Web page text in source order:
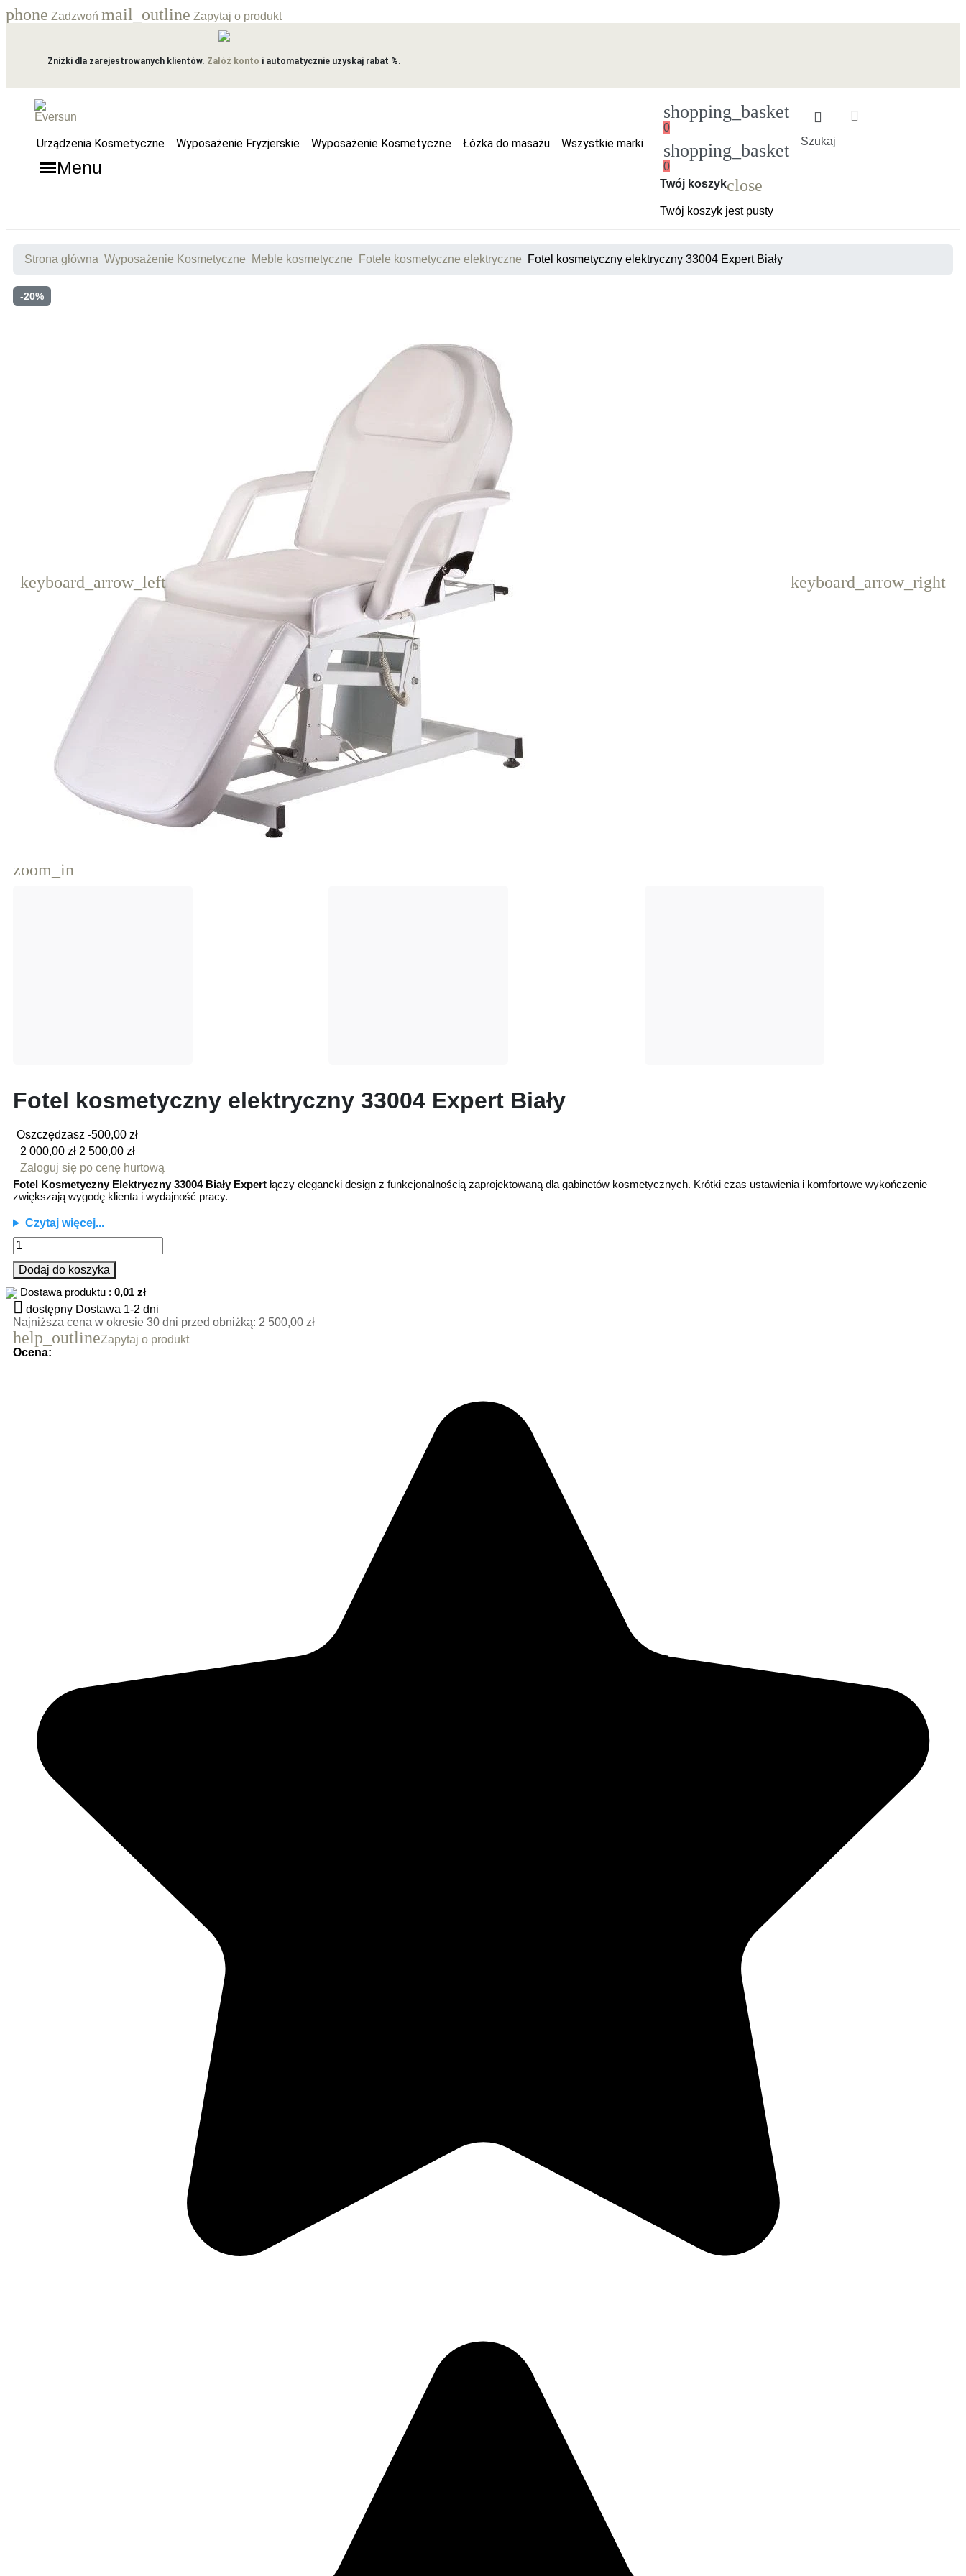
phone Zadzwoń mail_outline Zapytaj o produkt
Zniżki dla zarejestrowanych klientów. Załóż konto i automatycznie uzyskaj rabat %.
Szukaj
shopping_basket
0
shopping_basket
0
Ładowanie
Twój koszykclose
Twój koszyk jest pusty
Urządzenia Kosmetyczne Wyposażenie Fryzjerskie Wyposażenie Kosmetyczne Łóżka do masażu Wszystkie marki
Menu
Strona główna Wyposażenie Kosmetyczne Meble kosmetyczne Fotele kosmetyczne elektryczne Fotel kosmetyczny elektryczny 33004 Expert Biały
-20%
Poprzedni
keyboard_arrow_left Następny
keyboard_arrow_right
zoom_in
Fotel kosmetyczny elektryczny 33004 Expert Biały
Oszczędzasz -500,00 zł
2 000,00 zł 2 500,00 zł
Zaloguj się po cenę hurtową
Fotel Kosmetyczny Elektryczny 33004 Biały Expert łączy elegancki design z funkcjonalnością zaprojektowaną dla gabinetów kosmetycznych. Krótki czas ustawienia i komfortowe wykończenie
zwiększają wygodę klienta i wydajność pracy.
Czytaj więcej...
Dodaj do koszyka
Dostawa produktu : 0,01 zł
 dostępny Dostawa 1-2 dni
Najniższa cena w okresie 30 dni przed obniżką: 2 500,00 zł
help_outlineZapytaj o produkt
Ocena: